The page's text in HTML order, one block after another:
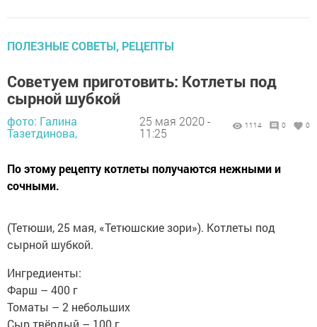
ПОЛЕЗНЫЕ СОВЕТЫ, РЕЦЕПТЫ
Советуем приготовить: Котлеты под
сырной шубкой
фото: Галина
Тазетдинова,
25 мая 2020 -
11:25
1114 0 0
По этому рецепту котлеты получаются нежными и
сочными.
(Тетюши, 25 мая, «Тетюшские зори»). Котлеты под
сырной шубкой.
Ингредиенты:
Фарш – 400 г
Томаты – 2 небольших
Сыр твёрдый – 100 г